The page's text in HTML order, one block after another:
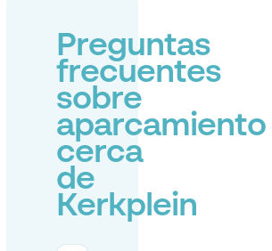
Preguntas
frecuentes
sobre
aparcamiento
cerca
de
Kerkplein